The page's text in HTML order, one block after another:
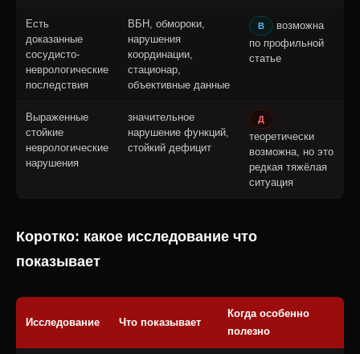
Есть
доказанные
сосудисто-
неврологические
последствия
ВБН, обмороки,
нарушения
координации,
стационар,
объективные данные
В
возможна
по профильной
статье
Выраженные
стойкие
неврологические
нарушения
значительное
нарушение функций,
стойкий дефицит
Д
теоретически
возможна, но это
редкая тяжёлая
ситуация
Коротко: какое исследование что
показывает
Исследование Что показывает
Когда особенно
полезно